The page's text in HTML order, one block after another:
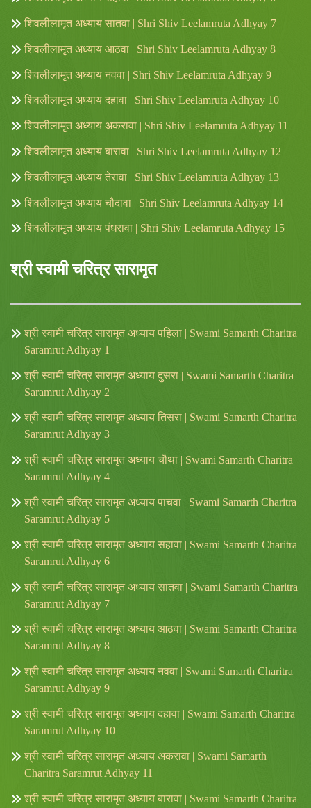
शिवलीलामृत अध्याय सातवा | Shri Shiv Leelamruta Adhyay 7
शिवलीलामृत अध्याय आठवा | Shri Shiv Leelamruta Adhyay 8
शिवलीलामृत अध्याय नववा | Shri Shiv Leelamruta Adhyay 9
शिवलीलामृत अध्याय दहावा | Shri Shiv Leelamruta Adhyay 10
शिवलीलामृत अध्याय अकरावा | Shri Shiv Leelamruta Adhyay 11
शिवलीलामृत अध्याय बारावा | Shri Shiv Leelamruta Adhyay 12
शिवलीलामृत अध्याय तेरावा | Shri Shiv Leelamruta Adhyay 13
शिवलीलामृत अध्याय चौदावा | Shri Shiv Leelamruta Adhyay 14
शिवलीलामृत अध्याय पंधरावा | Shri Shiv Leelamruta Adhyay 15
श्री स्वामी चरित्र सारामृत
श्री स्वामी चरित्र सारामृत अध्याय पहिला | Swami Samarth Charitra
Saramrut Adhyay 1
श्री स्वामी चरित्र सारामृत अध्याय दुसरा | Swami Samarth Charitra
Saramrut Adhyay 2
श्री स्वामी चरित्र सारामृत अध्याय तिसरा | Swami Samarth Charitra
Saramrut Adhyay 3
श्री स्वामी चरित्र सारामृत अध्याय चौथा | Swami Samarth Charitra
Saramrut Adhyay 4
श्री स्वामी चरित्र सारामृत अध्याय पाचवा | Swami Samarth Charitra
Saramrut Adhyay 5
श्री स्वामी चरित्र सारामृत अध्याय सहावा | Swami Samarth Charitra
Saramrut Adhyay 6
श्री स्वामी चरित्र सारामृत अध्याय सातवा | Swami Samarth Charitra
Saramrut Adhyay 7
श्री स्वामी चरित्र सारामृत अध्याय आठवा | Swami Samarth Charitra
Saramrut Adhyay 8
श्री स्वामी चरित्र सारामृत अध्याय नववा | Swami Samarth Charitra
Saramrut Adhyay 9
श्री स्वामी चरित्र सारामृत अध्याय दहावा | Swami Samarth Charitra
Saramrut Adhyay 10
श्री स्वामी चरित्र सारामृत अध्याय अकरावा | Swami Samarth
Charitra Saramrut Adhyay 11
श्री स्वामी चरित्र सारामृत अध्याय बारावा | Swami Samarth Charitra